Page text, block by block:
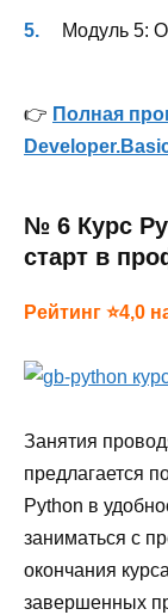
Модуль 5:
👉 Полная
№ 6 Курс
старт в
Рейтинг ⭐4,0
Занятия
предлагается
Python в
заниматься с
окончания
завершенных